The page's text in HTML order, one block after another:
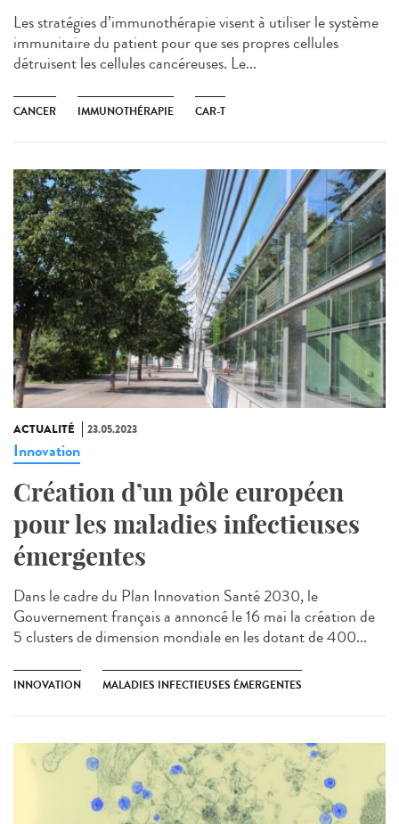
Les stratégies d’immunothérapie visent à utiliser le système
immunitaire du patient pour que ses propres cellules
détruisent les cellules cancéreuses. Le...
CANCER IMMUNOTHÉRAPIE CAR-T
ACTUALITÉ 23.05.2023
Innovation
Création d’un pôle européen
pour les maladies infectieuses
émergentes
Dans le cadre du Plan Innovation Santé 2030, le
Gouvernement français a annoncé le 16 mai la création de
5 clusters de dimension mondiale en les dotant de 400...
INNOVATION MALADIES INFECTIEUSES ÉMERGENTES